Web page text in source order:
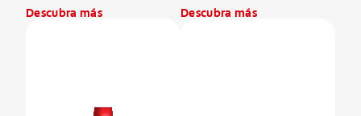
Descubra más Descubra más